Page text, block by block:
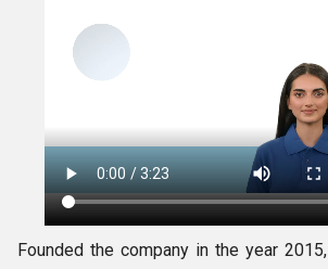
Founded the company in the year 2015,